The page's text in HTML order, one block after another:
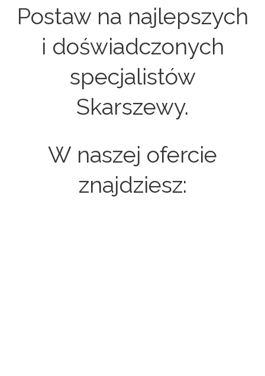
Postaw na najlepszych
i doświadczonych
specjalistów
Skarszewy.
W naszej ofercie
znajdziesz: